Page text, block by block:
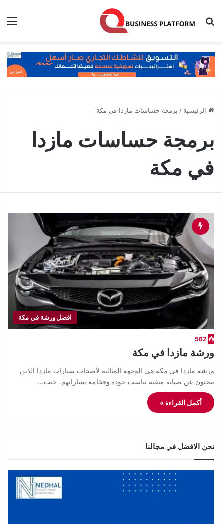
بحث عن
الرئيسية / برمجة حساسات مازدا في مكة
برمجة حساسات مازدا
في مكة
افضل ورشة في مكة
562
ورشة مازدا في مكة
ورشة مازدا في مكة هي الوجهة المثالية لأصحاب سيارات مازدا الذين
يبحثون عن صيانة متقنة تناسب جودة وفخامة سياراتهم، حيث…
أكمل القراءة »
نحن الافضل في مجالنا